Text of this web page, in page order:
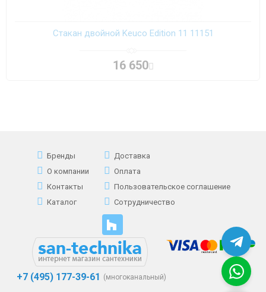
Стакан двойной Keuco Edition 11 11151
16 650
Бренды
О компании
Контакты
Каталог
Доставка
Оплата
Пользовательское соглашение
Сотрудничество
+7 (495) 177-39-61 (многоканальный)